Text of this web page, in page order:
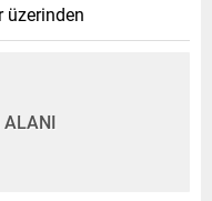
üzerinden
ALANI